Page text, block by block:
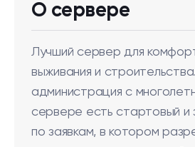
О сервере
Лучший сервер для
выживания и
администрация с
сервере есть стартовый и
по заявкам, в котором